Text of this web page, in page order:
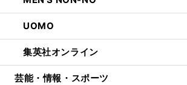
UOMO
集英社オンライン
芸能・情報・スポーツ